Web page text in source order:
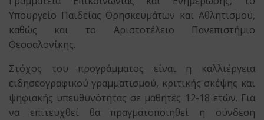
Υπουργείο Παιδείας Θρησκευμάτων και Αθλητισμού,
καθώς και το Αριστοτέλειο Πανεπιστήμιο
Θεσσαλονίκης.
Στόχος του προγράμματος είναι η καλλιέργεια
ειδησεογραφικού γραμματισμού, κριτικής σκέψης και
ψηφιακής υπευθυνότητας σε μαθητές 12-18 ετών. Για
να επιτευχθεί θα πραγματοποιηθεί η σύνδεση